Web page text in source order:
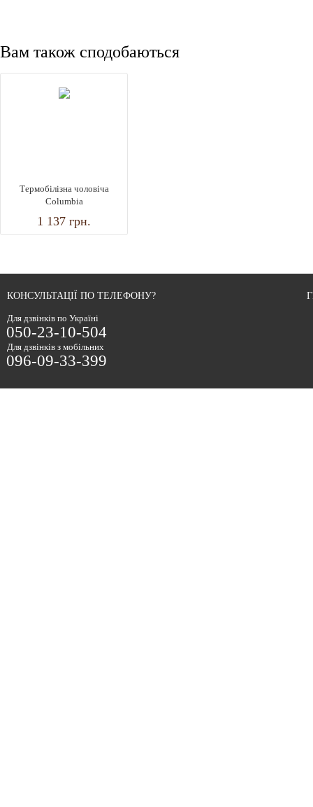
Вам також сподобаються
Термобілізна чоловіча
Columbia
1 137 грн.
КОНСУЛЬТАЦІЇ ПО ТЕЛЕФОНУ?
Для дзвінків по Україні
050-23-10-504
Для дзвінків з мобільних
096-09-33-399